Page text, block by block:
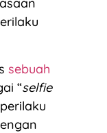
sebuah
“selfie